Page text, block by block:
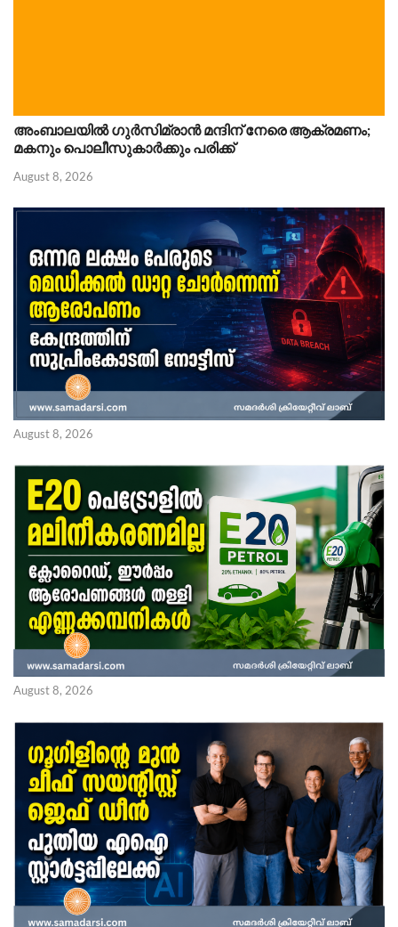
അംബാലയിൽ ഗുർസിമ്രാൻ മന്ദിന് നേരെ ആക്രമണം;
മകനും പൊലീസുകാർക്കും പരിക്ക്
August 8, 2026
August 8, 2026
August 8, 2026